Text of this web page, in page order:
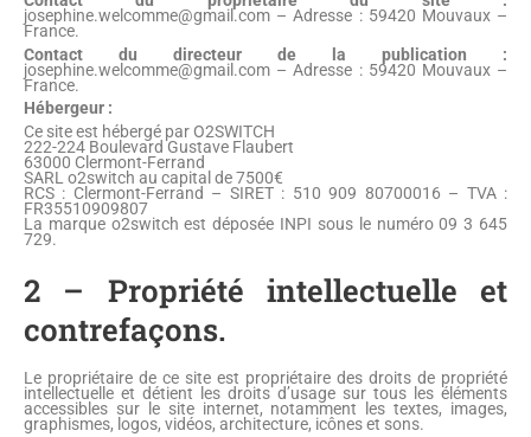
josephine.welcomme@gmail.com – Adresse : 59420 Mouvaux –
France.
Contact du directeur de la publication :
josephine.welcomme@gmail.com – Adresse : 59420 Mouvaux –
France.
Hébergeur :
Ce site est hébergé par O2SWITCH
222-224 Boulevard Gustave Flaubert
63000 Clermont-Ferrand
SARL o2switch au capital de 7500€
RCS : Clermont-Ferrand – SIRET : 510 909 80700016 – TVA :
FR35510909807
La marque o2switch est déposée INPI sous le numéro 09 3 645
729.
2 – Propriété intellectuelle et
contrefaçons.
Le propriétaire de ce site est propriétaire des droits de propriété
intellectuelle et détient les droits d’usage sur tous les éléments
accessibles sur le site internet, notamment les textes, images,
graphismes, logos, vidéos, architecture, icônes et sons.